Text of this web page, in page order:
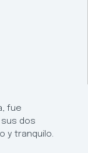
fue
dos
y tranquilo.